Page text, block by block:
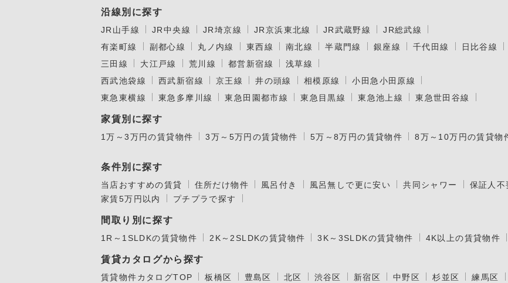
沿線別に探す
JR山手線 JR中央線 JR埼京線 JR京浜東北線 JR武蔵野線
JR総武線
有楽町線
副都心線 丸ノ内線 東西線 南北線 半蔵門線 銀座線 千代田線
日比谷線
三田線
大江戸線 荒川線 都営新宿線
浅草線
西武池袋線
西武新宿線 京王線 井の頭線 相模原線
小田急小田原線
東急東横線
東急多摩川線 東急田園都市線 東急目黒線 東急池上線 東急世田谷線
家賃別に探す
1万～3万円の賃貸物件 3万～5万円の賃貸物件 5万～8万円の賃貸物件 8万～10万円の賃貸物
条件別に探す
当店おすすめの賃貸 住所だけ物件 風呂付き 風呂無しで更に安い 共同シャワー 保証人不
家賃5万円以内
プチプラで探す
間取り別に探す
1R～1SLDKの賃貸物件 2K～2SLDKの賃貸物件 3K～3SLDKの賃貸物件 4K以上の賃貸物件
賃貸カタログから探す
賃貸物件カタログTOP 板橋区 豊島区 北区 渋谷区 新宿区 中野区 杉並区 練馬区